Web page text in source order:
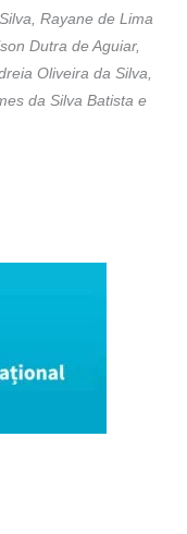
Rayane de Lima
Dutra de Aguiar,
Oliveira da Silva,
da Silva Batista e